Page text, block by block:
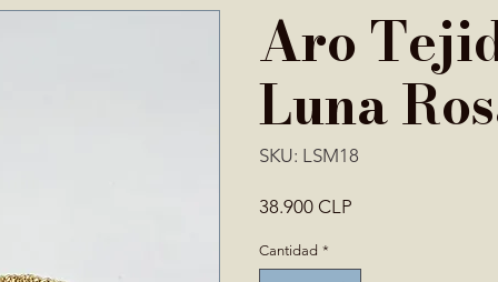
Aro
Luna
SKU: LSM18
38.900 CLP
Cantidad *